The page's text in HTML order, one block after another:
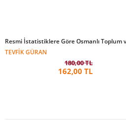
Resmi İstatistiklere Göre Osmanlı Toplum
TEVFIK GÜRAN
180,00 TL
162,00 TL